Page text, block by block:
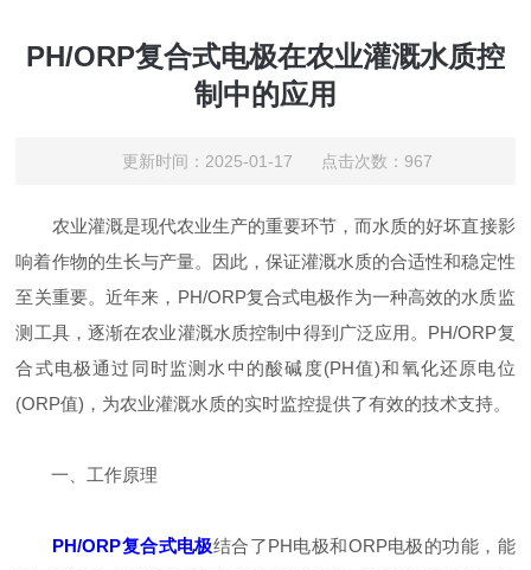
PH/ORP复合式电极在农业灌溉水质控
制中的应用
更新时间：2025-01-17 点击次数：967
农业灌溉是现代农业生产的重要环节，而水质的好坏直接影
响着作物的生长与产量。因此，保证灌溉水质的合适性和稳定性
至关重要。近年来，PH/ORP复合式电极作为一种高效的水质监
测工具，逐渐在农业灌溉水质控制中得到广泛应用。PH/ORP复
合式电极通过同时监测水中的酸碱度(PH值)和氧化还原电位
(ORP值)，为农业灌溉水质的实时监控提供了有效的技术支持。
一、工作原理
PH/ORP复合式电极结合了PH电极和ORP电极的功能，能